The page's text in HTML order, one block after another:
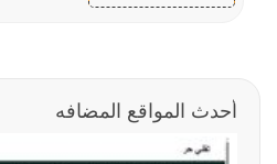
أحدث المواقع المضافه